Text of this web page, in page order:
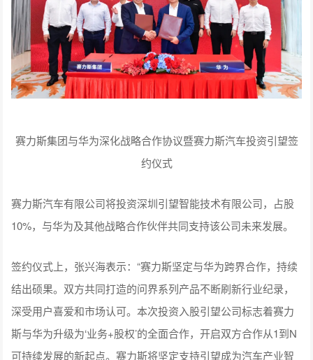
赛力斯集团与华为深化战略合作协议暨赛力斯汽车投资引望签
约仪式
赛力斯汽车有限公司将投资深圳引望智能技术有限公司，占股
10%，与华为及其他战略合作伙伴共同支持该公司未来发展。
签约仪式上，张兴海表示：“赛力斯坚定与华为跨界合作，持续
结出硕果。双方共同打造的问界系列产品不断刷新行业纪录，
深受用户喜爱和市场认可。本次投资入股引望公司标志着赛力
斯与华为升级为‘业务+股权’的全面合作，开启双方合作从1到N
可持续发展的新起点。赛力斯将坚定支持引望成为汽车产业智